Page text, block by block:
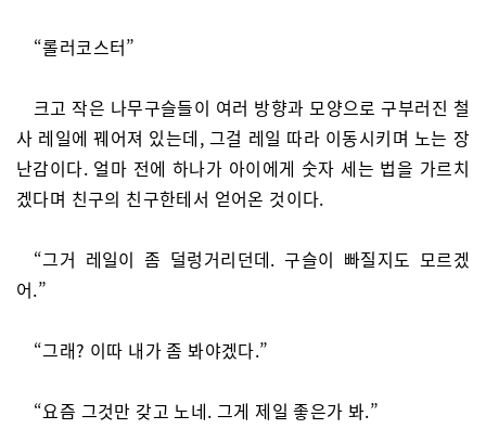
“롤러코스터”
크고 작은 나무구슬들이 여러 방향과 모양으로 구부러진 철
사 레일에 꿰어져 있는데, 그걸 레일 따라 이동시키며 노는 장
난감이다. 얼마 전에 하나가 아이에게 숫자 세는 법을 가르치
겠다며 친구의 친구한테서 얻어온 것이다.
“그거 레일이 좀 덜렁거리던데. 구슬이 빠질지도 모르겠
어.”
“그래? 이따 내가 좀 봐야겠다.”
“요즘 그것만 갖고 노네. 그게 제일 좋은가 봐.”